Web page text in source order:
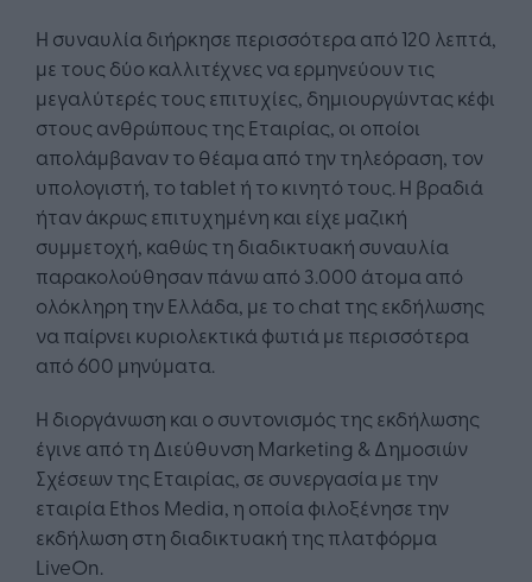
Η συναυλία διήρκησε περισσότερα από 120 λεπτά,
με τους δύο καλλιτέχνες να ερμηνεύουν τις
μεγαλύτερές τους επιτυχίες, δημιουργώντας κέφι
στους ανθρώπους της Εταιρίας, οι οποίοι
απολάμβαναν το θέαμα από την τηλεόραση, τον
υπολογιστή, το tablet ή το κινητό τους. Η βραδιά
ήταν άκρως επιτυχημένη και είχε μαζική
συμμετοχή, καθώς τη διαδικτυακή συναυλία
παρακολούθησαν πάνω από 3.000 άτομα από
ολόκληρη την Ελλάδα, με το chat της εκδήλωσης
να παίρνει κυριολεκτικά φωτιά με περισσότερα
από 600 μηνύματα.
Η διοργάνωση και ο συντονισμός της εκδήλωσης
έγινε από τη Διεύθυνση Marketing & Δημοσιών
Σχέσεων της Εταιρίας, σε συνεργασία με την
εταιρία Ethos Media, η οποία φιλοξένησε την
εκδήλωση στη διαδικτυακή της πλατφόρμα
LiveOn.